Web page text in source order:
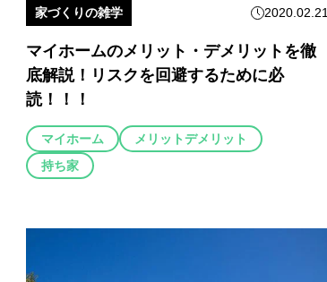
家づくりの雑学 2020.02.21
マイホームのメリット・デメリットを徹
底解説！リスクを回避するために必
読！！！
マイホーム
メリットデメリット
持ち家